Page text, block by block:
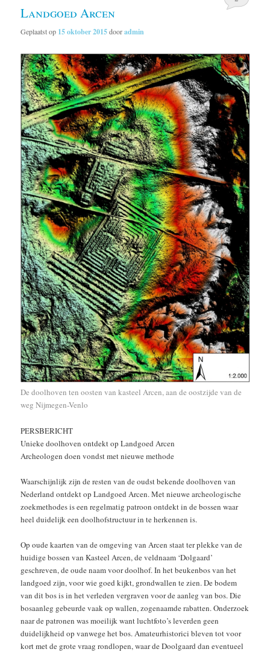
Landgoed Arcen
Geplaatst op 15 oktober 2015dooradmin
De doolhoven ten oosten van kasteel Arcen, aan de oostzijde van de
weg Nijmegen-Venlo
PERSBERICHT
Unieke doolhoven ontdekt op Landgoed Arcen
Archeologen doen vondst met nieuwe methode
Waarschijnlijk zijn de resten van de oudst bekende doolhoven van
Nederland ontdekt op Landgoed Arcen. Met nieuwe archeologische
zoekmethodes is een regelmatig patroon ontdekt in de bossen waar
heel duidelijk een doolhofstructuur in te herkennen is.
Op oude kaarten van de omgeving van Arcen staat ter plekke van de
huidige bossen van Kasteel Arcen, de veldnaam ‘Dolgaard’
geschreven, de oude naam voor doolhof. In het beukenbos van het
landgoed zijn, voor wie goed kijkt, grondwallen te zien. De bodem
van dit bos is in het verleden vergraven voor de aanleg van bos. Die
bosaanleg gebeurde vaak op wallen, zogenaamde rabatten. Onderzoek
naar de patronen was moeilijk want luchtfoto’s leverden geen
duidelijkheid op vanwege het bos. Amateurhistorici bleven tot voor
kort met de grote vraag rondlopen, waar de Doolgaard dan eventueel